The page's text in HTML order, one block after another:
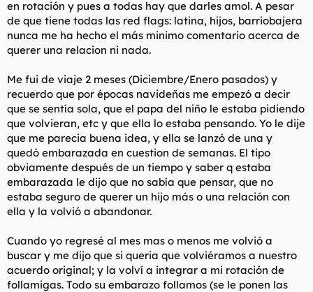
en rotación y pues a todas hay que darles amol. A pesar
de que tiene todas las red flags: latina, hijos, barriobajera
nunca me ha hecho el más minimo comentario acerca de
querer una relacion ni nada.
Me fui de viaje 2 meses (Diciembre/Enero pasados) y
recuerdo que por épocas navideñas me empezó a decir
que se sentía sola, que el papa del niño le estaba pidiendo
que volvieran, etc y que ella lo estaba pensando. Yo le dije
que me parecia buena idea, y ella se lanzó de una y
quedó embarazada en cuestion de semanas. El tipo
obviamente después de un tiempo y saber q estaba
embarazada le dijo que no sabía que pensar, que no
estaba seguro de querer un hijo más o una relación con
ella y la volvió a abandonar.
Cuando yo regresé al mes mas o menos me volvió a
buscar y me dijo que si queria que volviéramos a nuestro
acuerdo original; y la volví a integrar a mi rotación de
follamigas. Todo su embarazo follamos (se le ponen las